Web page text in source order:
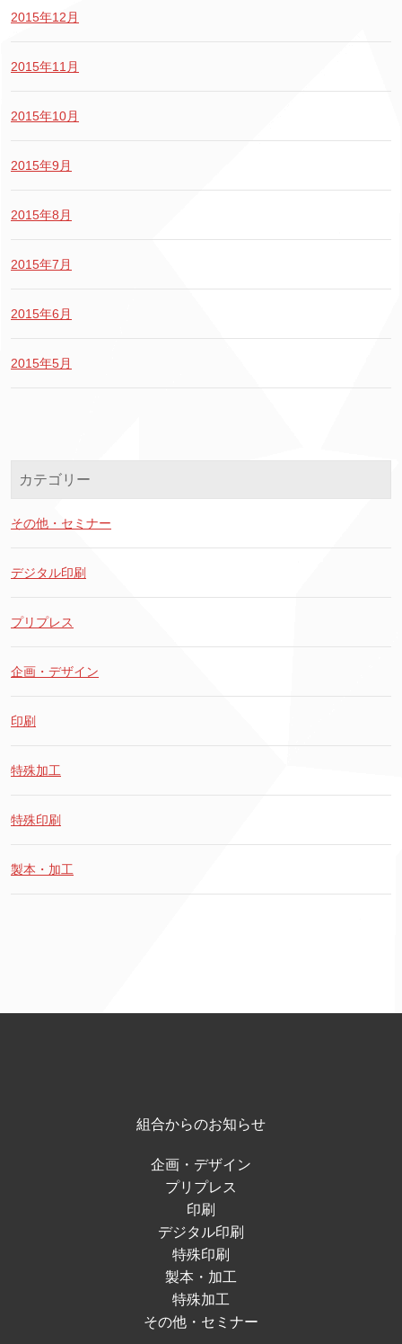
2015年12月
2015年11月
2015年10月
2015年9月
2015年8月
2015年7月
2015年6月
2015年5月
カテゴリー
その他・セミナー
デジタル印刷
プリプレス
企画・デザイン
印刷
特殊加工
特殊印刷
製本・加工
組合からのお知らせ
企画・デザイン
プリプレス
印刷
デジタル印刷
特殊印刷
製本・加工
特殊加工
その他・セミナー